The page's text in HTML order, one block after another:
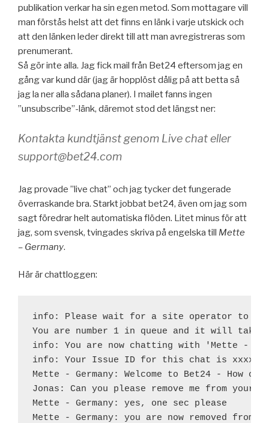
publikation verkar ha sin egen metod. Som mottagare vill
man förstås helst att det finns en länk i varje utskick och
att den länken leder direkt till att man avregistreras som
prenumerant.
Så gör inte alla. Jag fick mail från Bet24 eftersom jag en
gång var kund där (jag är hopplöst dålig på att betta så
jag la ner alla sådana planer). I mailet fanns ingen
”unsubscribe”-länk, däremot stod det längst ner:
Kontakta kundtjänst genom Live chat eller
support@bet24.com
Jag provade ”live chat” och jag tycker det fungerade
överraskande bra. Starkt jobbat bet24, även om jag som
sagt föredrar helt automatiska flöden. Litet minus för att
jag, som svensk, tvingades skriva på engelska till Mette
– Germany.
Här är chattloggen:
info: Please wait for a site operator to
You are number 1 in queue and it will take
info: You are now chatting with 'Mette -
info: Your Issue ID for this chat is
Mette - Germany: Welcome to Bet24 - How
Jonas: Can you please remove me from your
Mette - Germany: yes, one sec please
Mette - Germany: you are now removed